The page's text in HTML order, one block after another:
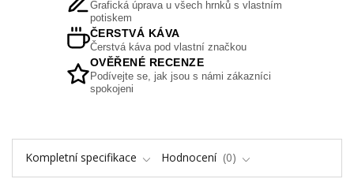
Grafická úprava u všech hrnků s vlastním
potiskem
ČERSTVÁ KÁVA
Čerstvá káva pod vlastní značkou
OVĚŘENÉ RECENZE
Podívejte se, jak jsou s námi zákazníci
spokojeni
Kompletní specifikace Hodnocení 0